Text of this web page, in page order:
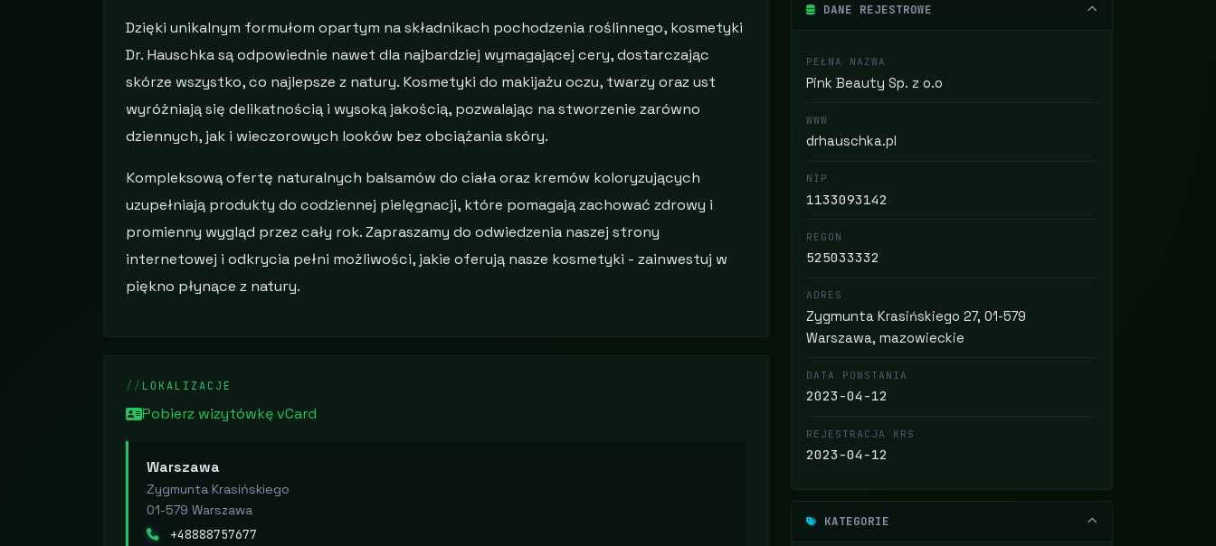
DANE REJESTROWE
PEŁNA NAZWA
Pink Beauty Sp. z o.o
WWW
drhauschka.pl
NIP
1133093142
REGON
525033332
ADRES
Zygmunta Krasińskiego 27, 01-579
Warszawa, mazowieckie
DATA POWSTANIA
2023-04-12
REJESTRACJA KRS
2023-04-12
KATEGORIE
Dzięki unikalnym formułom opartym na składnikach pochodzenia roślinnego, kosmetyki
Dr. Hauschka są odpowiednie nawet dla najbardziej wymagającej cery, dostarczając
skórze wszystko, co najlepsze z natury. Kosmetyki do makijażu oczu, twarzy oraz ust
wyróżniają się delikatnością i wysoką jakością, pozwalając na stworzenie zarówno
dziennych, jak i wieczorowych looków bez obciążania skóry.
Kompleksową ofertę naturalnych balsamów do ciała oraz kremów koloryzujących
uzupełniają produkty do codziennej pielęgnacji, które pomagają zachować zdrowy i
promienny wygląd przez cały rok. Zapraszamy do odwiedzenia naszej strony
internetowej i odkrycia pełni możliwości, jakie oferują nasze kosmetyki - zainwestuj w
piękno płynące z natury.
LOKALIZACJE
Pobierz wizytówkę vCard
Warszawa
Zygmunta Krasińskiego
01-579 Warszawa
+48888757677